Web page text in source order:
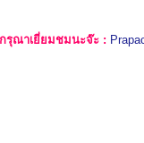
ณาเยี่ยมชมนะจ๊ะ :